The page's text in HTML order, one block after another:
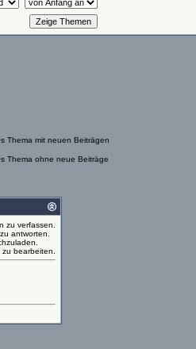
Thema mit neuen Beiträgen
Thema ohne neue Beiträge
zu verfassen.
antworten.
bearbeiten.